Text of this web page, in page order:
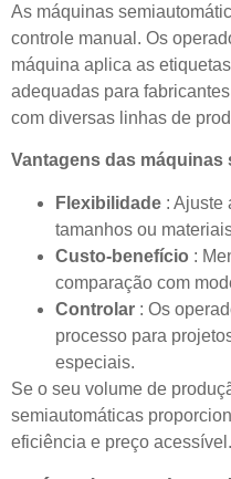
As máquinas
controle manual. Os
máquina aplica as
adequadas para
com diversas linhas de
Vantagens das máquinas
Flexibilidade : Ajuste
tamanhos ou
Custo-benefício :
comparação com
Controlar : Os
processo para
especiais.
Se o seu volume de
semiautomáticas
eficiência e preço acessível.